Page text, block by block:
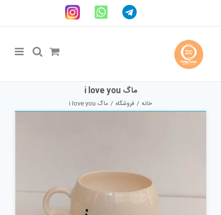
content
Telegram
WhatsApp
اینستاگرام
ماگ i love you
خانه فروشگاه ماگ i love you